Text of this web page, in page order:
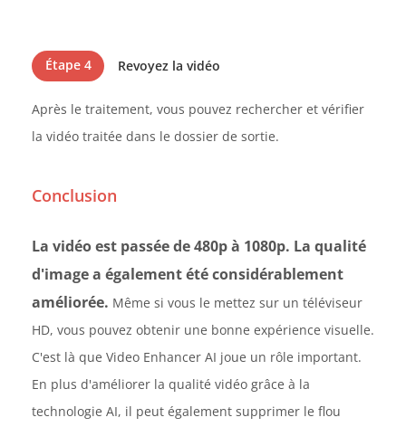
Étape 4 Revoyez la vidéo
Après le traitement, vous pouvez rechercher et vérifier
la vidéo traitée dans le dossier de sortie.
Conclusion
La vidéo est passée de 480p à 1080p. La qualité
d'image a également été considérablement
améliorée. Même si vous le mettez sur un téléviseur
HD, vous pouvez obtenir une bonne expérience visuelle.
C'est là que Video Enhancer AI joue un rôle important.
En plus d'améliorer la qualité vidéo grâce à la
technologie AI, il peut également supprimer le flou